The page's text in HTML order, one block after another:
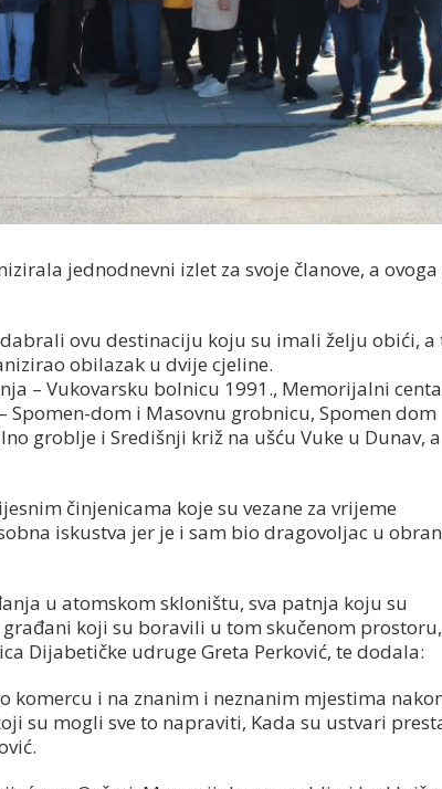
jednodnevni izlet za svoje članove, a
ovu destinaciju koju su imali želju obići, a
obilazak u dvije cjeline.
– Vukovarsku bolnicu 1991., Memorijalni
dom i Masovnu grobnicu, Spomen dom
groblje i Središnji križ na ušću Vuke u Dunav, a
činjenicama koje su vezane za vrijeme
iskustva jer je i sam bio dragovoljac u
u atomskom skloništu, sva patnja koju su
koji su boravili u tom skučenom
Dijabetičke udruge Greta Perković, te dodala:
komercu i na znanim i neznanim mjestima
su mogli sve to napraviti, Kada su ustvari